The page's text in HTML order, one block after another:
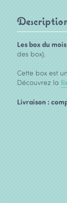
Les box du
des box).
Cette box est
Découvrez la
Livraison :